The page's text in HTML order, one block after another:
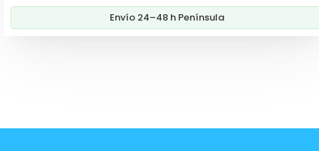
era:
99,00€.
es:
84,60€.
Envío 24–48 h Península